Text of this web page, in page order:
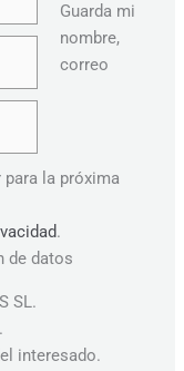
Guarda mi
nombre,
correo
la próxima
.
de datos
SL.
interesado.